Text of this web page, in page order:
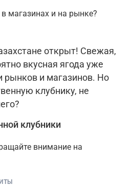
открыт! Свежая,
вкусная ягода уже
рынков и магазинов. Но
клубнику, не
клубники
внимание на